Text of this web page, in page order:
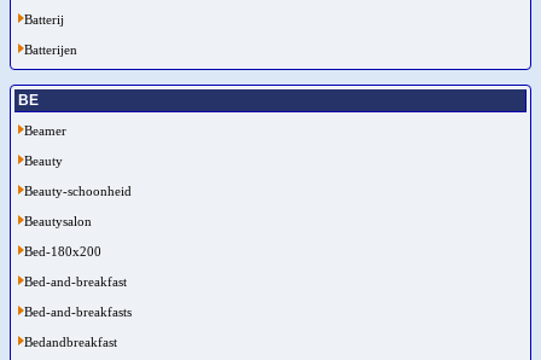
Batterij
Batterijen
BE
Beamer
Beauty
Beauty-schoonheid
Beautysalon
Bed-180x200
Bed-and-breakfast
Bed-and-breakfasts
Bedandbreakfast